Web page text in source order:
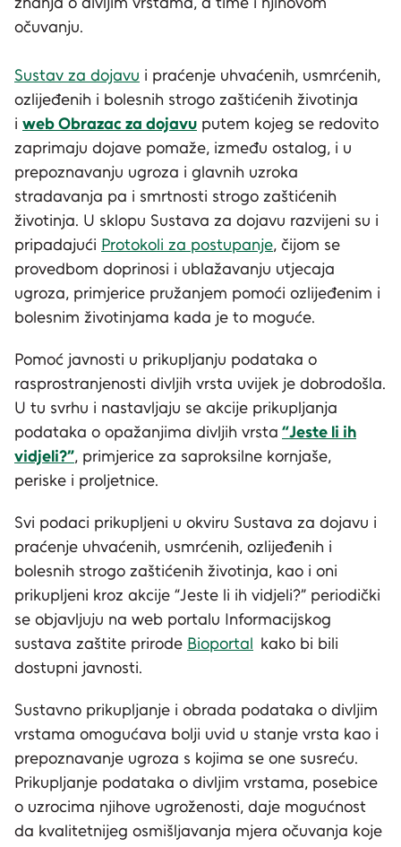
očuvanju.
Sustav za dojavu i praćenje uhvaćenih, usmrćenih,
ozlijeđenih i bolesnih strogo zaštićenih životinja
i web Obrazac za dojavu putem kojeg se redovito
zaprimaju dojave pomaže, između ostalog, i u
prepoznavanju ugroza i glavnih uzroka
stradavanja pa i smrtnosti strogo zaštićenih
životinja. U sklopu Sustava za dojavu razvijeni su i
pripadajući Protokoli za postupanje, čijom se
provedbom doprinosi i ublažavanju utjecaja
ugroza, primjerice pružanjem pomoći ozlijeđenim i
bolesnim životinjama kada je to moguće.
Pomoć javnosti u prikupljanju podataka o
rasprostranjenosti divljih vrsta uvijek je dobrodošla.
U tu svrhu i nastavljaju se akcije prikupljanja
podataka o opažanjima divljih vrsta “Jeste li ih
vidjeli?”, primjerice za saproksilne kornjaše,
periske i proljetnice.
Svi podaci prikupljeni u okviru Sustava za dojavu i
praćenje uhvaćenih, usmrćenih, ozlijeđenih i
bolesnih strogo zaštićenih životinja, kao i oni
prikupljeni kroz akcije “Jeste li ih vidjeli?” periodički
se objavljuju na web portalu Informacijskog
sustava zaštite prirode Bioportal kako bi bili
dostupni javnosti.
Sustavno prikupljanje i obrada podataka o divljim
vrstama omogućava bolji uvid u stanje vrsta kao i
prepoznavanje ugroza s kojima se one susreću.
Prikupljanje podataka o divljim vrstama, posebice
o uzrocima njihove ugroženosti, daje mogućnost
da kvalitetnijeg osmišljavanja mjera očuvanja koje